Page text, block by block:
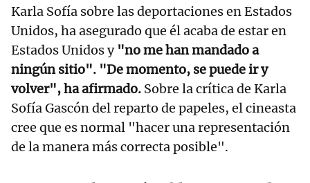
Karla Sofía sobre las deportaciones en Estados
Unidos, ha asegurado que él acaba de estar en
Estados Unidos y"no me han mandado a
ningún sitio". "De momento, se puede ir y
volver", ha afirmado. Sobre la crítica de Karla
Sofía Gascón del reparto de papeles, el cineasta
cree que es normal "hacer una representación
de la manera más correcta posible".